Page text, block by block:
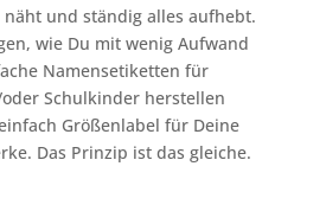
und ständig alles aufhebt.
wie Du mit wenig Aufwand
Namensetiketten für
Schulkinder herstellen
Größenlabel für Deine
Das Prinzip ist das gleiche.